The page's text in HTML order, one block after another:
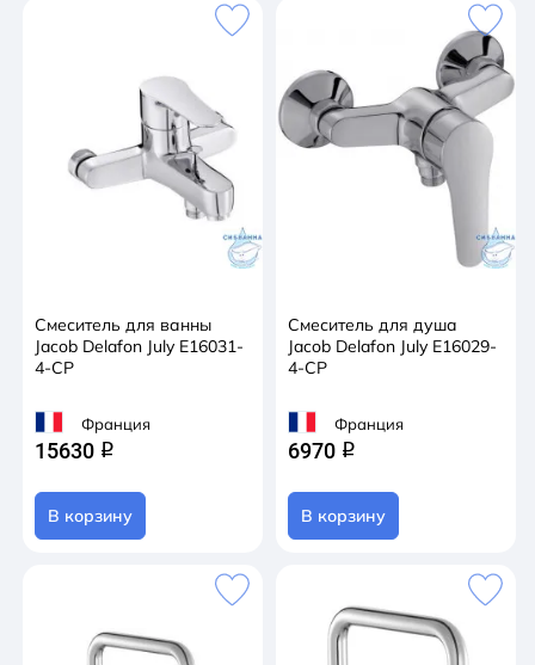
Смеситель для ванны
Jacob Delafon July E16031-
4-CP
Франция
15630 q
В корзину
Смеситель для душа
Jacob Delafon July E16029-
4-CP
Франция
6970 q
В корзину